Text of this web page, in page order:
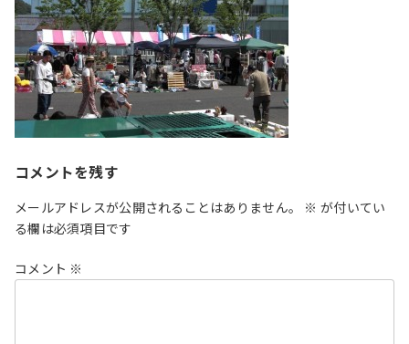
コメントを残す
メールアドレスが公開されることはありません。 ※ が付いてい
る欄は必須項目です
コメント ※